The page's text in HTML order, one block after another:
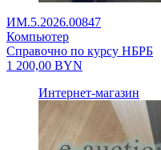
ИМ.5.2026.00847
Компьютер
Справочно по курсу НБРБ
1 200,00 BYN
Интернет-магазин